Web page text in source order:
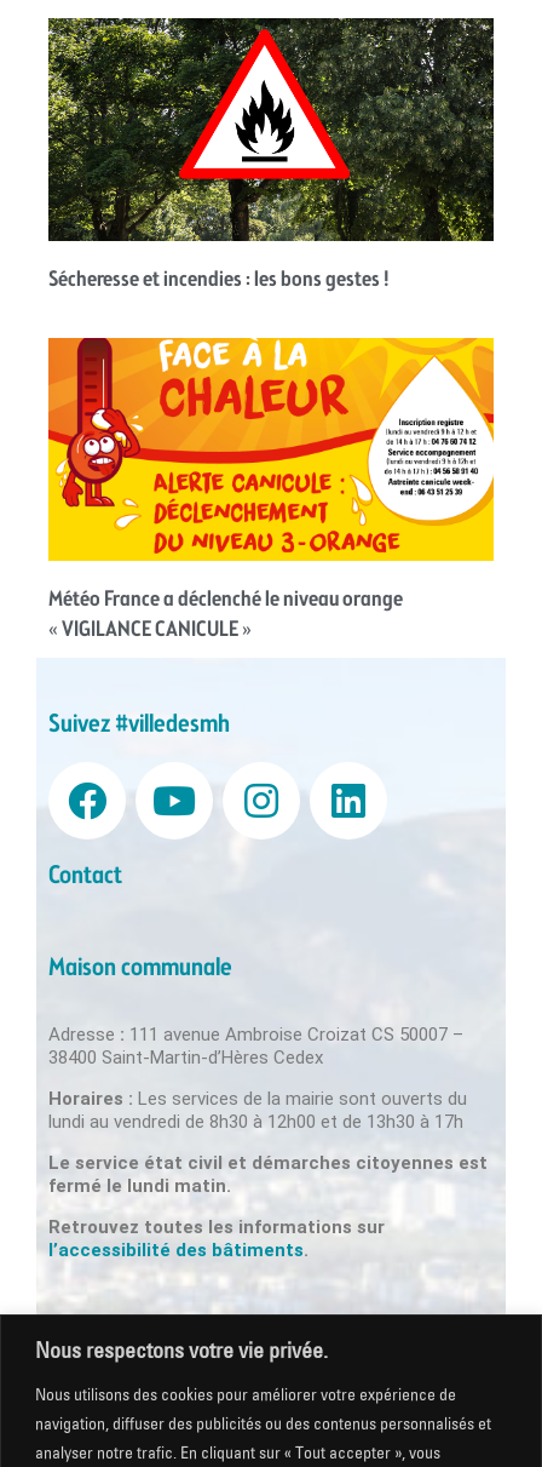
Nous respectons votre vie privée.
Nous utilisons des cookies pour améliorer votre expérience de
navigation, diffuser des publicités ou des contenus personnalisés et
analyser notre trafic. En cliquant sur « Tout accepter », vous
Sécheresse et incendies : les bons gestes !
Météo France a déclenché le niveau orange
« VIGILANCE CANICULE »
Suivez #villedesmh
Contact
Maison communale
Adresse : 111 avenue Ambroise Croizat CS 50007 –
38400 Saint-Martin-d’Hères Cedex
Horaires : Les services de la mairie sont ouverts du
lundi au vendredi de 8h30 à 12h00 et de 13h30 à 17h
Le service état civil et démarches citoyennes est
fermé le lundi matin.
Retrouvez toutes les informations sur
l’accessibilité des bâtiments.
Newsletter
Email *